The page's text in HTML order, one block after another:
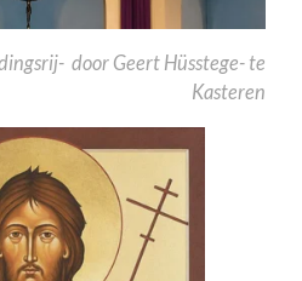
door Geert Hüsstege- te
Kasteren